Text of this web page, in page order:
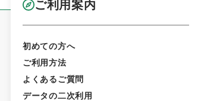
ご利用案内
初めての方へ
ご利用方法
よくあるご質問
データの二次利用